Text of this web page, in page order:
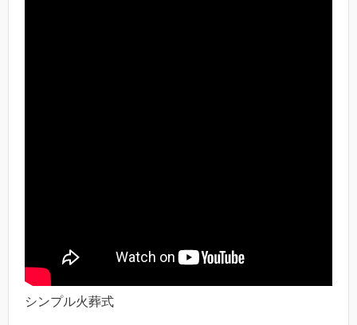
シンプル火葬式